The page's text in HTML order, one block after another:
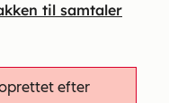
til samtaler
efter